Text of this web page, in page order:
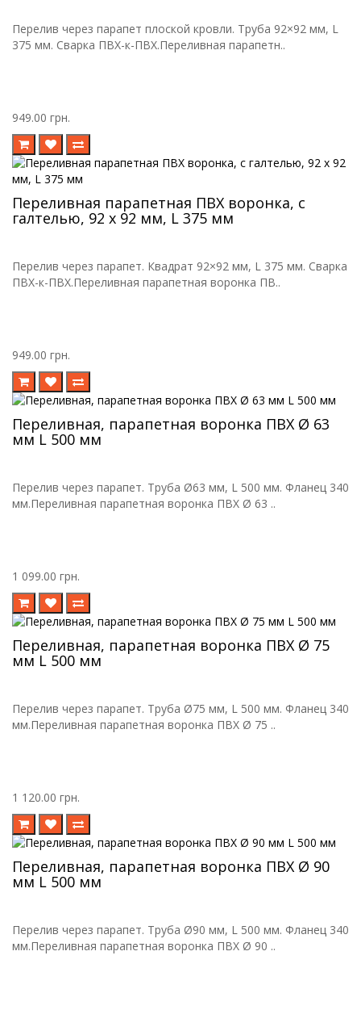
Перелив через парапет плоской кровли. Труба 92×92 мм, L
375 мм. Сварка ПВХ-к-ПВХ.Переливная парапетн..
949.00 грн.
Переливная парапетная ПВХ воронка, с
галтелью, 92 х 92 мм, L 375 мм
Перелив через парапет. Квадрат 92×92 мм, L 375 мм. Сварка
ПВХ-к-ПВХ.Переливная парапетная воронка ПВ..
949.00 грн.
Переливная, парапетная воронка ПВХ Ø 63
мм L 500 мм
Перелив через парапет. Труба Ø63 мм, L 500 мм. Фланец 340
мм.Переливная парапетная воронка ПВХ Ø 63 ..
1 099.00 грн.
Переливная, парапетная воронка ПВХ Ø 75
мм L 500 мм
Перелив через парапет. Труба Ø75 мм, L 500 мм. Фланец 340
мм.Переливная парапетная воронка ПВХ Ø 75 ..
1 120.00 грн.
Переливная, парапетная воронка ПВХ Ø 90
мм L 500 мм
Перелив через парапет. Труба Ø90 мм, L 500 мм. Фланец 340
мм.Переливная парапетная воронка ПВХ Ø 90 ..